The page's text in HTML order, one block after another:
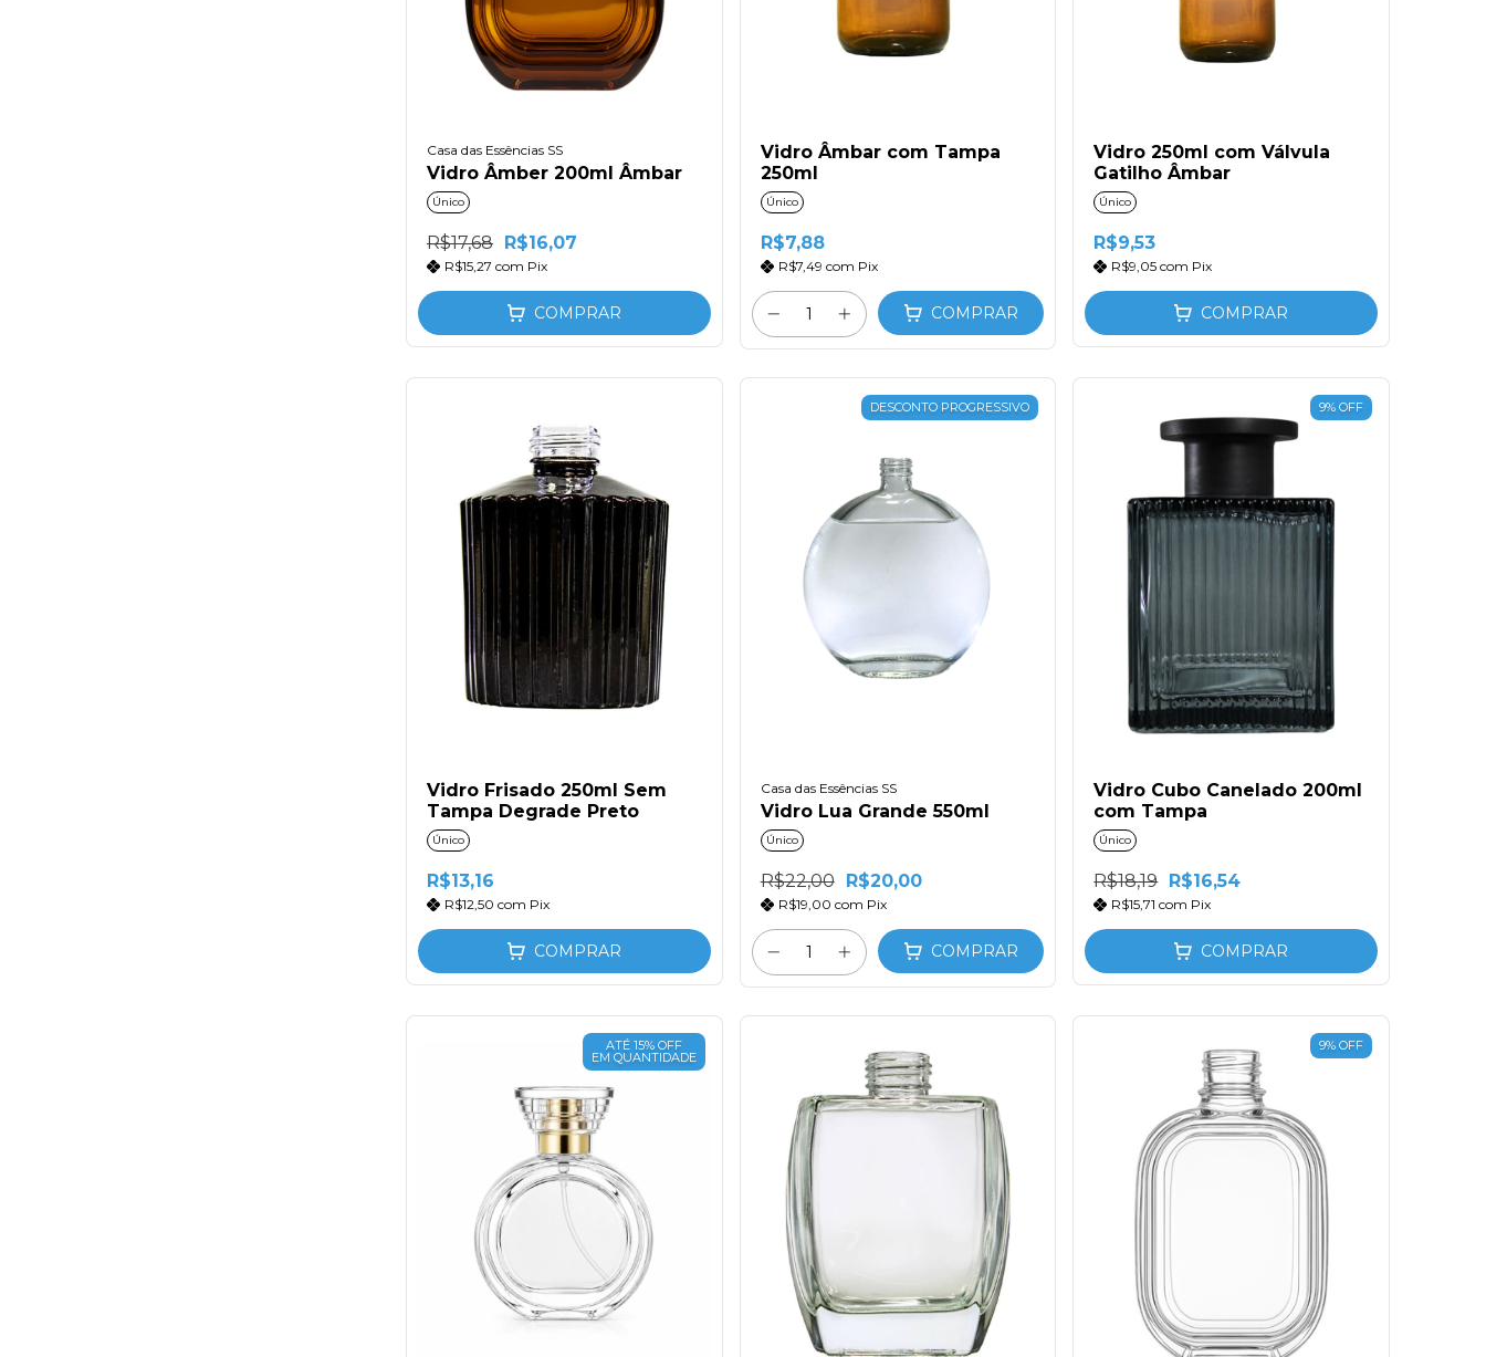
Casa das Essências SS
Vidro Âmber 200ml Âmbar
Único
R$17,68 R$16,07
R$15,27 com Pix
COMPRAR
Vidro Âmbar com Tampa
250ml
Único
R$7,88
R$7,49 com Pix
COMPRAR
Vidro 250ml com Válvula
Gatilho Âmbar
Único
R$9,53
R$9,05com Pix
COMPRAR
Vidro Frisado 250ml Sem
Tampa Degrade Preto
Único
R$13,16
R$12,50 com Pix
COMPRAR
DESCONTO PROGRESSIVO
Casa das Essências SS
Vidro Lua Grande 550ml
Único
R$22,00 R$20,00
R$19,00 com Pix
COMPRAR
9% OFF
Vidro Cubo Canelado 200ml
com Tampa
Único
R$18,19 R$16,54
R$15,71com Pix
COMPRAR
ATÉ 15% OFF
EM QUANTIDADE
9% OFF